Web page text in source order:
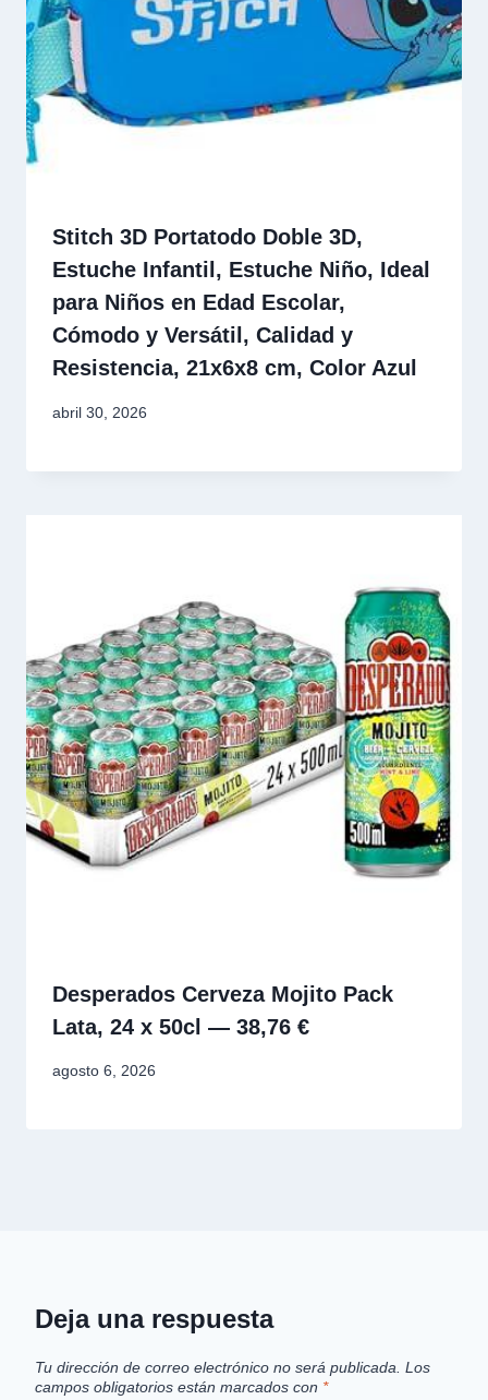
Stitch 3D Portatodo Doble 3D,
Estuche Infantil, Estuche Niño, Ideal
para Niños en Edad Escolar,
Cómodo y Versátil, Calidad y
Resistencia, 21x6x8 cm, Color Azul
abril 30, 2026
Desperados Cerveza Mojito Pack
Lata, 24 x 50cl — 38,76 €
agosto 6, 2026
Deja una respuesta
Tu dirección de correo electrónico no será publicada. Los
campos obligatorios están marcados con *